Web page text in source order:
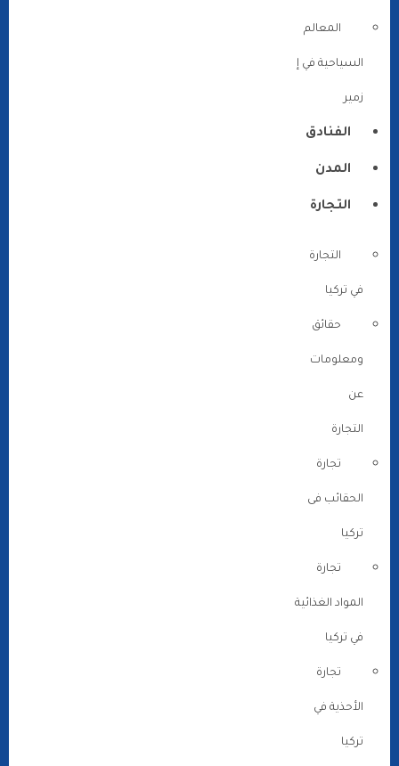
المعالم
السياحية في إ
زمير
الفنادق
المدن
التجارة
التجارة
في تركيا
حقائق
ومعلومات
عن
التجارة
تجارة
الحقائب فى
تركيا
تجارة
المواد الغذائية
في تركيا
تجارة
الأحذية في
تركيا